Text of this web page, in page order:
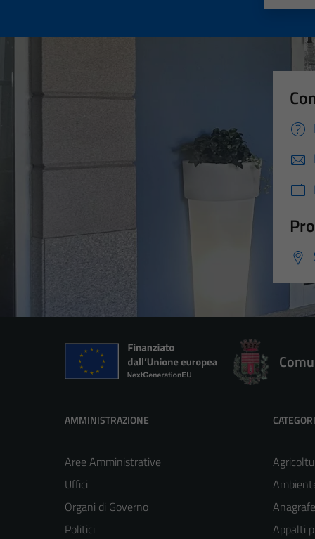
AMMINISTRAZIONE
Aree Amministrative
Uffici
Organi di Governo
Politici
Appalti